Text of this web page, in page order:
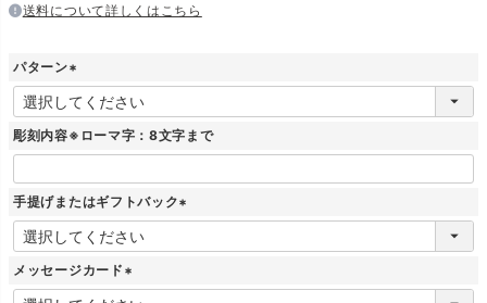
送料について詳しくはこちら
パターン
(
必
須
彫刻内容※ローマ字：8文字まで
手提げまたはギフトバック
(
メッセージカード
(